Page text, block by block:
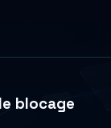
blocage